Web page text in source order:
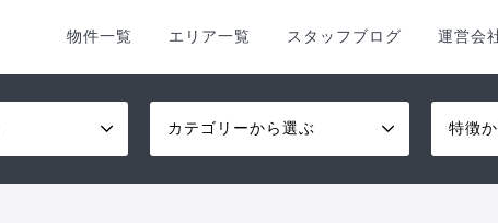
物件一覧 エリア一覧 スタッフブログ 運営会
カテゴリーから選ぶ 特徴